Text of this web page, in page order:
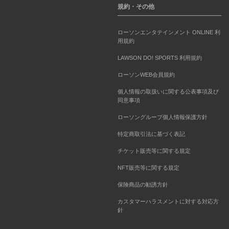
規約・その他
ローソンエンタテインメント ONLINE 利
用規約
LAWSON DO! SPORTS 利用規約
ローソンWEB会員規約
個人情報の取扱いに関する公表事項及び
同意事項
ローソングループ個人情報保護方針
特定商取引法に基づく表記
チケット販売等に関する規定
NFT販売等に関する規定
保険商品の勧誘方針
カスタマーハラスメントに対する対応方
針